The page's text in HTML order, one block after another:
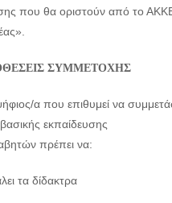
που θα οριστούν από το
ΣΥΜΜΕΤΟΧΗΣ
α που επιθυμεί να
εκπαίδευσης
πρέπει να:
τα δίδακτρα